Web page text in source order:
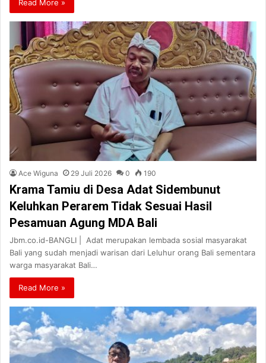
Read More »
Ace Wiguna 29 Juli 2026 0 190
Krama Tamiu di Desa Adat Sidembunut
Keluhkan Perarem Tidak Sesuai Hasil
Pesamuan Agung MDA Bali
Jbm.co.id-BANGLI | Adat merupakan lembada sosial masyarakat
Bali yang sudah menjadi warisan dari Leluhur orang Bali sementara
warga masyarakat Bali…
Read More »